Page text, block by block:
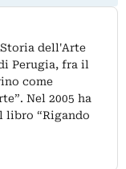
dell'Arte
Perugia, fra il
come
Nel 2005 ha
“Rigando